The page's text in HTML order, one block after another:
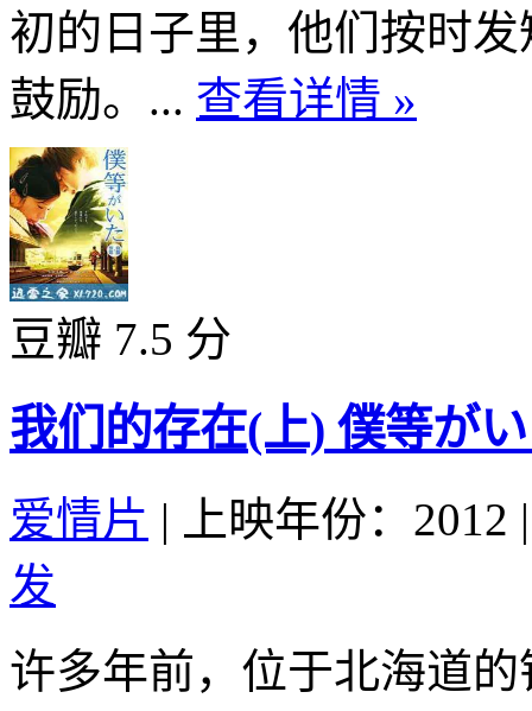
初的日子里，他们按时
鼓励。... 查看详情 »
豆瓣 7.5 分
我们的存在(上) 僕等が
爱情片 | 上映年份：2012 |
发
许多年前，位于北海道